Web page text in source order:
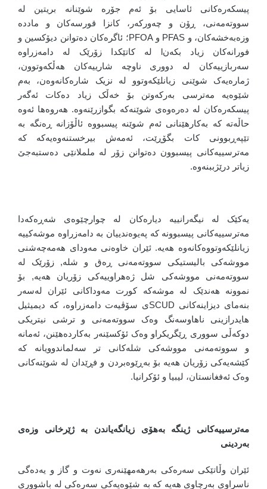
پیسکەرەکانی ئاسایی بۆ ئەم جۆرە شوێنانە بریتین لە
سووتەمەنی، ڕۆن و چەورکەر، کانزا قورسەکان و ماددە
وزەبەخشەکان، و PFAS و PFOA؛ ئاگرەکان دەتوانن دیۆکسین و
فورانەکان زیاد بکەنl لە کاتێکدا زۆرێک لە دامەزراوە
سەربازییەکان لە دووری ناوچە شارییەکان هەڵکەوتوون،
ژمارەیەک شوێنی زیانلێکەوتوو لە نزیک شارەکانەوەن، بەم
شێوەیە مەترسی بەرکەوتن بۆ خەڵک زیاد دەکات ئەگەر
پیسکەرەکان لە دەرەوەی شوێنەکە بگوازرێنەوە. هەروەها ئەوە
حاڵەتە کە بەکارهێنانی ئەم شوێنە پیسبووە ئاڵۆزانە ڕەنگە بە
تێپەڕبوونی کات بگۆڕێت، ئەمەش بیرخستنەوەیەکە کە
مەترسییەکانی پیسبوون دەتوانن زۆر لە ململانێی دەستبەجێ
زیاتر درێژببنەوە.
یەکێک لە نیگەرانییە دیارەکان لە چوارچێوەی شەڕەکەدا
مەترسییەکانی پیسبوونە کە پەیوەندییان بە دامەزراوە موشەکییە
زیانلێکەوتووەکانەوە هەیە. ئێران خاوەنی مەودای هەمەچەشنی
مووشەکی بالیستیکی سووتەمەنی ڕەق و شلە, زۆرێک لە
سووتەمەنی مووشەکی شل ژەهراوییەکی زۆریان هەیە, بۆ
نموونە هەندێک لە موشەکە کورت مەوداکانی ئێران لەسەر
بنەمای دیزاینەکانی SCUDی سۆڤیەت دامەزراوە، کە دیمیثیل
هایدرازینی ناهاوسەنگ وەک سووتەمەنی و ترشی نیتریکی
دوکەڵی سووری ڕێگریکراو وەک ئۆکسێنەر بەکاردەهێنن، ئەمانە
و سووتەمەنی مووشەکی شلەکانی تر سەلماندوویانە کە
کێشەیەکی زۆریان هەیە بۆ بەڕێوەبردن و فڕێدان لە شوێنەکانی
وەک ئەفغانستان، لیبیا و ئۆکرانیا.
مەترسییەکانی ژینگە بەهۆی زیانگەیاندن بە ژێرخانی وزەی
بەردینی
ئێران وڵاتێکی سەرەکی بەرهەمهێنەری نەوت و گاز و یەدەگی
ناسراوی بەرچاوی هەیە کە بە شێوەیەکی سەرەکی لە باشووری